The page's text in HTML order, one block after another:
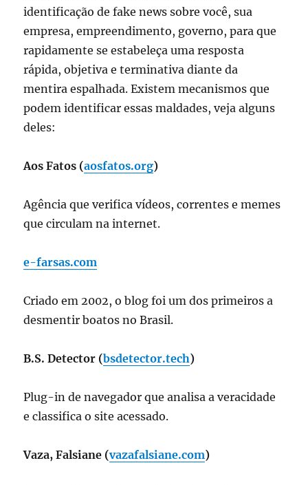
identificação de fake news sobre você, sua
empresa, empreendimento, governo, para que
rapidamente se estabeleça uma resposta
rápida, objetiva e terminativa diante da
mentira espalhada. Existem mecanismos que
podem identificar essas maldades, veja alguns
deles:
Aos Fatos (aosfatos.org)
Agência que verifica vídeos, correntes e memes
que circulam na internet.
e-farsas.com
Criado em 2002, o blog foi um dos primeiros a
desmentir boatos no Brasil.
B.S. Detector (bsdetector.tech)
Plug-in de navegador que analisa a veracidade
e classifica o site acessado.
Vaza, Falsiane (vazafalsiane.com)